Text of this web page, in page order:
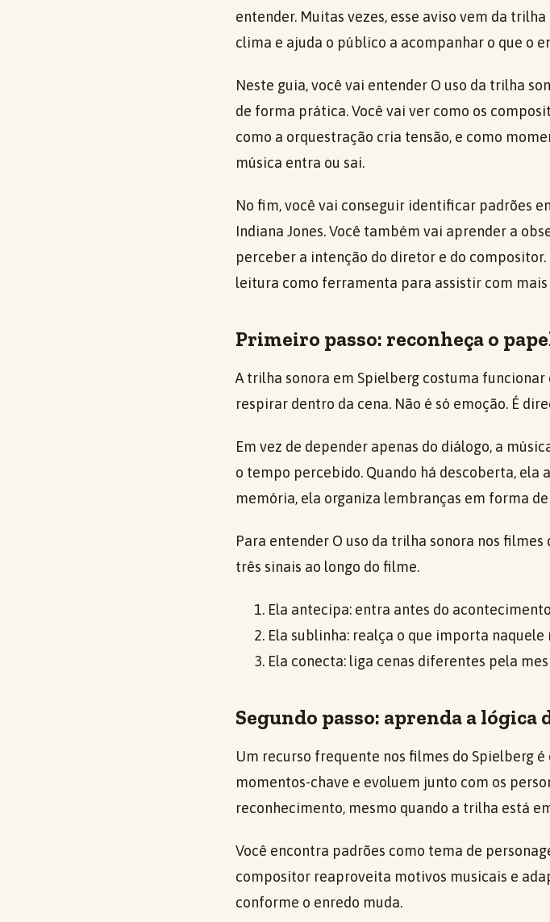
entender. Muitas vezes, esse aviso vem da
clima e ajuda o público a acompanhar o que o
Neste guia, você vai entender O uso da trilha
de forma prática. Você vai ver como os
como a orquestração cria tensão, e como
música entra ou sai.
No fim, você vai conseguir identificar padrões
Indiana Jones. Você também vai aprender a
perceber a intenção do diretor e do
leitura como ferramenta para assistir com mais
Primeiro passo: reconheça o
A trilha sonora em Spielberg costuma
respirar dentro da cena. Não é só emoção. É
Em vez de depender apenas do diálogo, a
o tempo percebido. Quando há descoberta, ela
memória, ela organiza lembranças em forma
Para entender O uso da trilha sonora nos
três sinais ao longo do filme.
Ela antecipa: entra antes do
Ela sublinha: realça o que importa naquele
Ela conecta: liga cenas diferentes pela
Segundo passo: aprenda a
Um recurso frequente nos filmes do Spielberg é
momentos-chave e evoluem junto com os
reconhecimento, mesmo quando a trilha está
Você encontra padrões como tema de
compositor reaproveita motivos musicais e
conforme o enredo muda.